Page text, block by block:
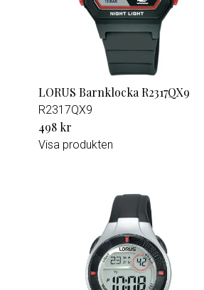
LORUS Barnklocka R2317QX9
R2317QX9
498 kr
Visa produkten